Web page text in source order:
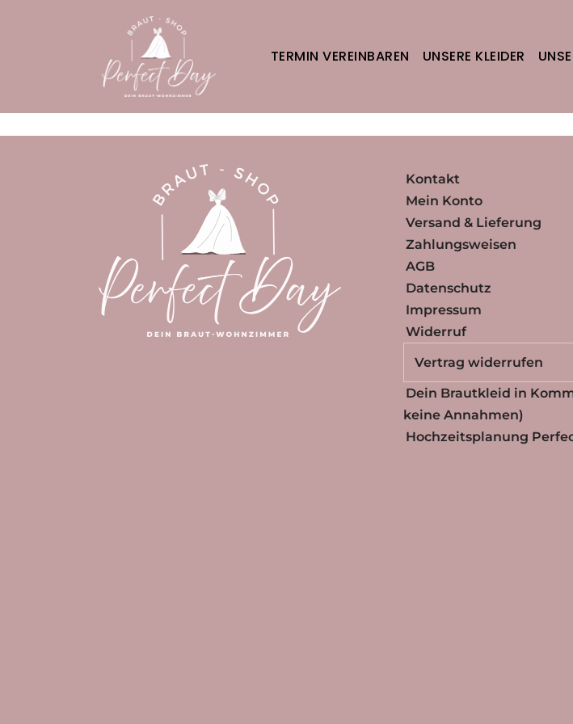
TERMIN VEREINBAREN UNSERE KLEIDER
Es wurden keine Produkte gefunden, die deiner Auswahl
Kontakt
Mein Konto
Versand & Lieferung
Zahlungsweisen
AGB
Datenschutz
Impressum
Widerruf
Vertrag widerrufen
Dein Brautkleid in
keine Annahmen)
Hochzeitsplanung